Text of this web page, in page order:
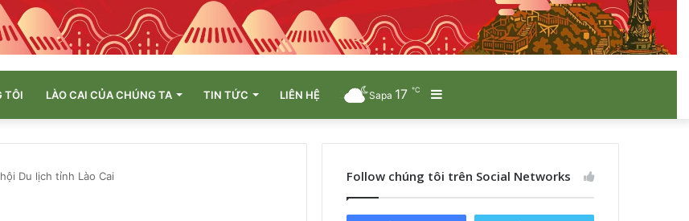
TÔI LÀO CAI CỦA CHÚNG TA TIN TỨC LIÊN HỆ Sidebar
Sapa 17 ℃
Du lịch tỉnh Lào Cai Follow chúng tôi trên Social Networks